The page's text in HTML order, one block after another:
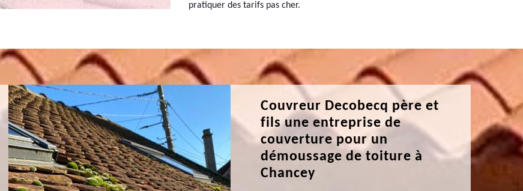
pratiquer des tarifs pas cher.
Couvreur Decobecq père et
fils une entreprise de
couverture pour un
démoussage de toiture à
Chancey